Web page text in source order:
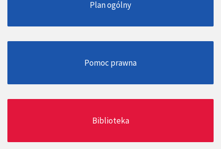
Plan ogólny
Pomoc prawna
Biblioteka